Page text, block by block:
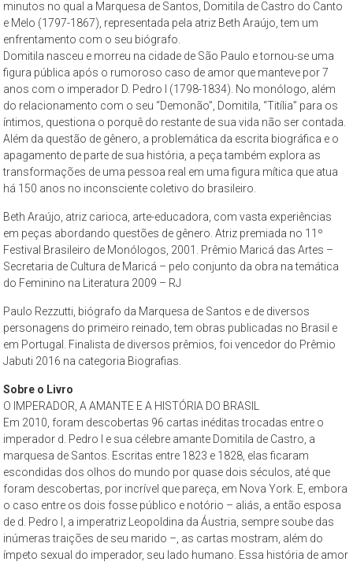
um
espaço
de
reflexão,
que
tem
como
objeto
permanente
de
a
cidade
de
São
compreendendo
os
aspectos
cidade
contemporânea
a
partir
da
perspectiva
cultural
e
ambiental.
minutos no qual a Marquesa de Santos, Domitila de Castro do Canto
e Melo (1797-1867), representada pela atriz Beth Araújo, tem um
enfrentamento com o seu biógrafo.
Domitila nasceu e morreu na cidade de São Paulo e tornou-se uma
figura pública após o rumoroso caso de amor que manteve por 7
anos com o imperador D. Pedro I (1798-1834). No monólogo, além
do relacionamento com o seu “Demonão”, Domitila, “Titília” para os
íntimos, questiona o porquê do restante de sua vida não ser contada.
Além da questão de gênero, a problemática da escrita biográfica e o
apagamento de parte de sua história, a peça também explora as
transformações de uma pessoa real em uma figura mítica que atua
há 150 anos no inconsciente coletivo do brasileiro.
Beth Araújo, atriz carioca, arte-educadora, com vasta experiências
em peças abordando questões de gênero. Atriz premiada no 11º
Festival Brasileiro de Monólogos, 2001. Prêmio Maricá das Artes –
Secretaria de Cultura de Maricá – pelo conjunto da obra na temática
do Feminino na Literatura 2009 – RJ
Paulo Rezzutti, biógrafo da Marquesa de Santos e de diversos
personagens do primeiro reinado, tem obras publicadas no Brasil e
em Portugal. Finalista de diversos prêmios, foi vencedor do Prêmio
Jabuti 2016 na categoria Biografias.
Sobre o Livro
O IMPERADOR, A AMANTE E A HISTÓRIA DO BRASIL
Em 2010, foram descobertas 96 cartas inéditas trocadas entre o
imperador d. Pedro I e sua célebre amante Domitila de Castro, a
marquesa de Santos. Escritas entre 1823 e 1828, elas ficaram
escondidas dos olhos do mundo por quase dois séculos, até que
foram descobertas, por incrível que pareça, em Nova York. E, embora
o caso entre os dois fosse público e notório – aliás, a então esposa
de d. Pedro I, a imperatriz Leopoldina da Áustria, sempre soube das
inúmeras traições de seu marido –, as cartas mostram, além do
ímpeto sexual do imperador, seu lado humano. Essa história de amor